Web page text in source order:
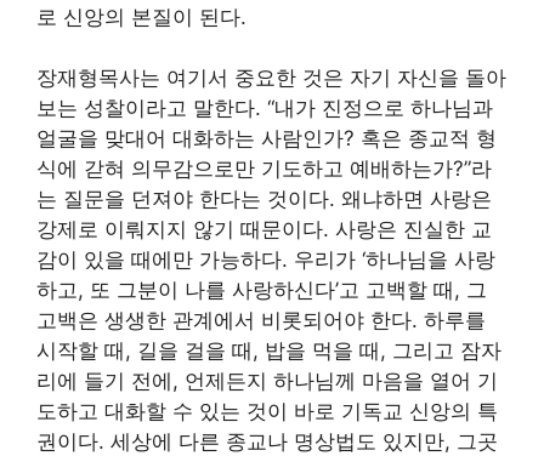
로 신앙의 본질이 된다.
장재형목사는 여기서 중요한 것은 자기 자신을 돌아
보는 성찰이라고 말한다. “내가 진정으로 하나님과
얼굴을 맞대어 대화하는 사람인가? 혹은 종교적 형
식에 갇혀 의무감으로만 기도하고 예배하는가?”라
는 질문을 던져야 한다는 것이다. 왜냐하면 사랑은
강제로 이뤄지지 않기 때문이다. 사랑은 진실한 교
감이 있을 때에만 가능하다. 우리가 ‘하나님을 사랑
하고, 또 그분이 나를 사랑하신다’고 고백할 때, 그
고백은 생생한 관계에서 비롯되어야 한다. 하루를
시작할 때, 길을 걸을 때, 밥을 먹을 때, 그리고 잠자
리에 들기 전에, 언제든지 하나님께 마음을 열어 기
도하고 대화할 수 있는 것이 바로 기독교 신앙의 특
권이다. 세상에 다른 종교나 명상법도 있지만, 그곳